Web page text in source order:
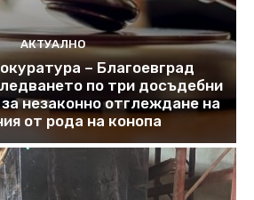
АКТУАЛНО
– Благоевград
по три досъдебни
незаконно отглеждане на
от рода на конопа